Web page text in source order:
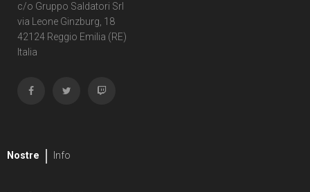
c/o Gruppo Saldatori Srl
via Leone Ginzburg, 18
42124 Reggio Emilia (RE)
Italia
Nostre Info